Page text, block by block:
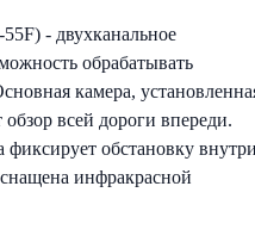
- двухканальное
обрабатывать
камера,
всей дороги впереди.
фиксирует обстановку
инфракрасной